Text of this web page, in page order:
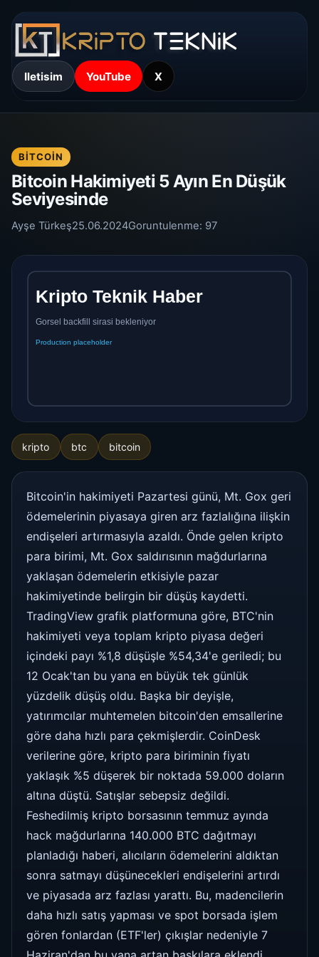
Iletisim YouTube X
BITCOIN
Bitcoin Hakimiyeti 5 Ayın En Düşük
Seviyesinde
Ayşe Türkeş25.06.2024Goruntulenme: 97
kripto btc bitcoin
Bitcoin'in hakimiyeti Pazartesi günü, Mt. Gox geri
ödemelerinin piyasaya giren arz fazlalığına ilişkin
endişeleri artırmasıyla azaldı. Önde gelen kripto
para birimi, Mt. Gox saldırısının mağdurlarına
yaklaşan ödemelerin etkisiyle pazar
hakimiyetinde belirgin bir düşüş kaydetti.
TradingView grafik platformuna göre, BTC'nin
hakimiyeti veya toplam kripto piyasa değeri
içindeki payı %1,8 düşüşle %54,34'e geriledi; bu
12 Ocak'tan bu yana en büyük tek günlük
yüzdelik düşüş oldu. Başka bir deyişle,
yatırımcılar muhtemelen bitcoin'den emsallerine
göre daha hızlı para çekmişlerdir. CoinDesk
verilerine göre, kripto para biriminin fiyatı
yaklaşık %5 düşerek bir noktada 59.000 doların
altına düştü. Satışlar sebepsiz değildi.
Feshedilmiş kripto borsasının temmuz ayında
hack mağdurlarına 140.000 BTC dağıtmayı
planladığı haberi, alıcıların ödemelerini aldıktan
sonra satmayı düşünecekleri endişelerini artırdı
ve piyasada arz fazlası yarattı. Bu, madencilerin
daha hızlı satış yapması ve spot borsada işlem
gören fonlardan (ETF'ler) çıkışlar nedeniyle 7